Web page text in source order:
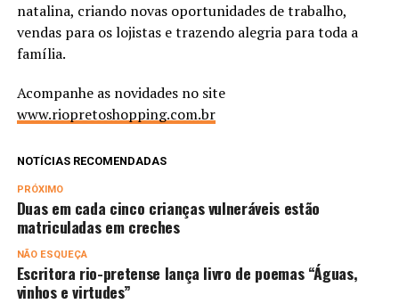
natalina, criando novas oportunidades de trabalho,
vendas para os lojistas e trazendo alegria para toda a
família.
Acompanhe as novidades no site
www.riopretoshopping.com.br
NOTÍCIAS RECOMENDADAS
PRÓXIMO
Duas em cada cinco crianças vulneráveis estão
matriculadas em creches
NÃO ESQUEÇA
Escritora rio-pretense lança livro de poemas “Águas,
vinhos e virtudes”